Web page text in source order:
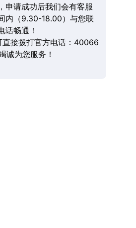
申请成功后我们会有客服
内（9.30-18.00）与您联
话畅通！
直接拨打官方电话：40066
诚为您服务！